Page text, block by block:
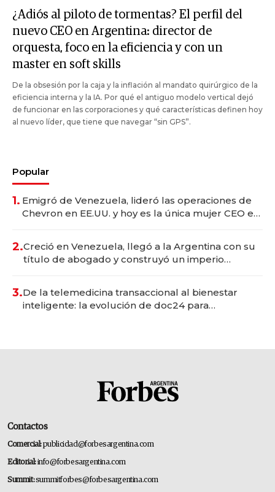
¿Adiós al piloto de tormentas? El perfil del
nuevo CEO en Argentina: director de
orquesta, foco en la eficiencia y con un
master en soft skills
De la obsesión por la caja y la inflación al mandato quirúrgico de la
eficiencia interna y la IA. Por qué el antiguo modelo vertical dejó
de funcionar en las corporaciones y qué características definen hoy
al nuevo líder, que tiene que navegar “sin GPS”.
Popular
1. Emigró de Venezuela, lideró las operaciones de
Chevron en EE.UU. y hoy es la única mujer CEO en
2.Creció en Venezuela, llegó a la Argentina con su
título de abogado y construyó un imperio
3.De la telemedicina transaccional al bienestar
inteligente: la evolución de doc24 para
Contactos
Comercial:publicidad@forbesargentina.com
Editorial:info@forbesargentina.com
Summit:summitforbes@forbesargentina.com